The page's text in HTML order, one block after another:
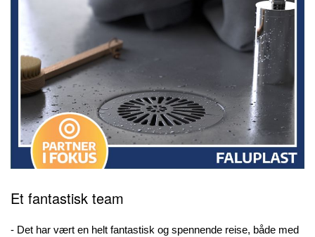
Et fantastisk team
- Det har vært en helt fantastisk og spennende reise, både med